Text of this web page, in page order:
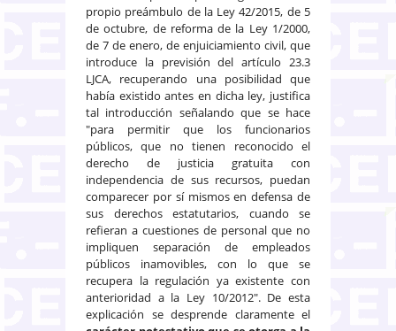
propio preámbulo de la Ley 42/2015, de 5
de octubre, de reforma de la Ley 1/2000,
de 7 de enero, de enjuiciamiento civil, que
introduce la previsión del artículo 23.3
LJCA, recuperando una posibilidad que
había existido antes en dicha ley, justifica
tal introducción señalando que se hace
"para permitir que los funcionarios
públicos, que no tienen reconocido el
derecho de justicia gratuita con
independencia de sus recursos, puedan
comparecer por sí mismos en defensa de
sus derechos estatutarios, cuando se
refieran a cuestiones de personal que no
impliquen separación de empleados
públicos inamovibles, con lo que se
recupera la regulación ya existente con
anterioridad a la Ley 10/2012". De esta
explicación se desprende claramente el